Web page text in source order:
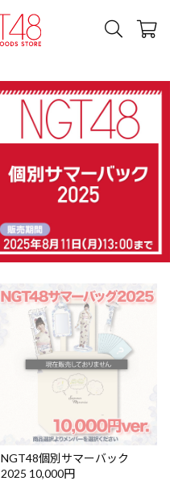
NGT48個別サマーバック
2025 10,000円